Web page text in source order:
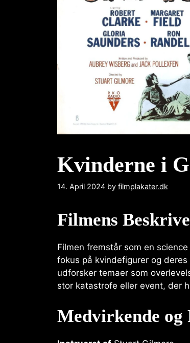
Kvinderne i
14. April 2024 by filmplakater.dk
Filmens
Filmen fremstår som en
fokus på kvindefigurer og
udforsker temaer som
stor katastrofe eller event, der
Medvirkende og